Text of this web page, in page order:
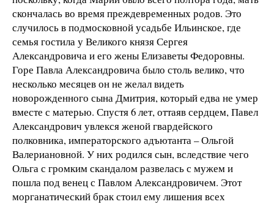
скончалась во время преждевременных родов. Это
случилось в подмосковной усадьбе Ильинское, где
семья гостила у Великого князя Сергея
Александровича и его жены Елизаветы Федоровны.
Горе Павла Александровича было столь велико, что
несколько месяцев он не желал видеть
новорожденного сына Дмитрия, который едва не умер
вместе с матерью. Спустя 6 лет, оттаяв сердцем, Павел
Александрович увлекся женой гвардейского
полковника, императорского адъютанта – Ольгой
Валериановной. У них родился сын, вследствие чего
Ольга с громким скандалом развелась с мужем и
пошла под венец с Павлом Александровичем. Этот
морганатический брак стоил ему лишения всех